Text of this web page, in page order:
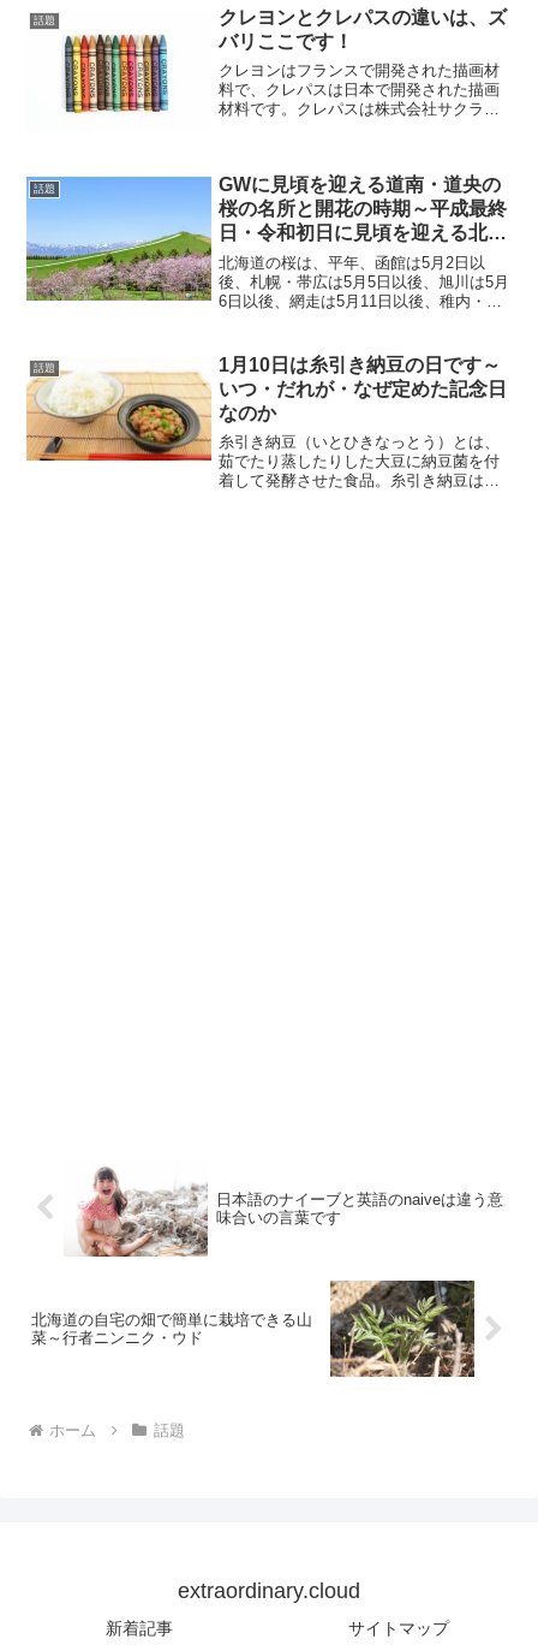
別れ、事故などのトラウマ、仕事・人間
関係のストレス、結婚...
話題
クレヨンとクレパスの違いは、ズ
バリここです！
クレヨンはフランスで開発された描画材
料で、クレパスは日本で開発された描画
材料です。クレパスは株式会社サクラク
いによって、固形ワックス...
話題
GWに見頃を迎える道南・道央の
桜の名所と開花の時期～平成最終
日・令和初日に見頃を迎える北海
道の桜
北海道の桜は、平年、函館は5月2日以
後、札幌・帯広は5月5日以後、旭川は5月
6日以後、網走は5月11日以後、稚内・釧
早く、昨年より遅くなる見通しです。
（最新の天気予...
話題
1月10日は糸引き納豆の日です～
いつ・だれが・なぜ定めた記念日
なのか
糸引き納豆（いとひきなっとう）とは、
茹でたり蒸したりした大豆に納豆菌を付
着して発酵させた食品。糸引き納豆は、
日本語のナイーブと英語のnaiveは違う意
味合いの言葉です
北海道の自宅の畑で簡単に栽培できる山
菜～行者ニンニク・ウド
ホーム 話題
extraordinary.cloud
新着記事 サイトマップ